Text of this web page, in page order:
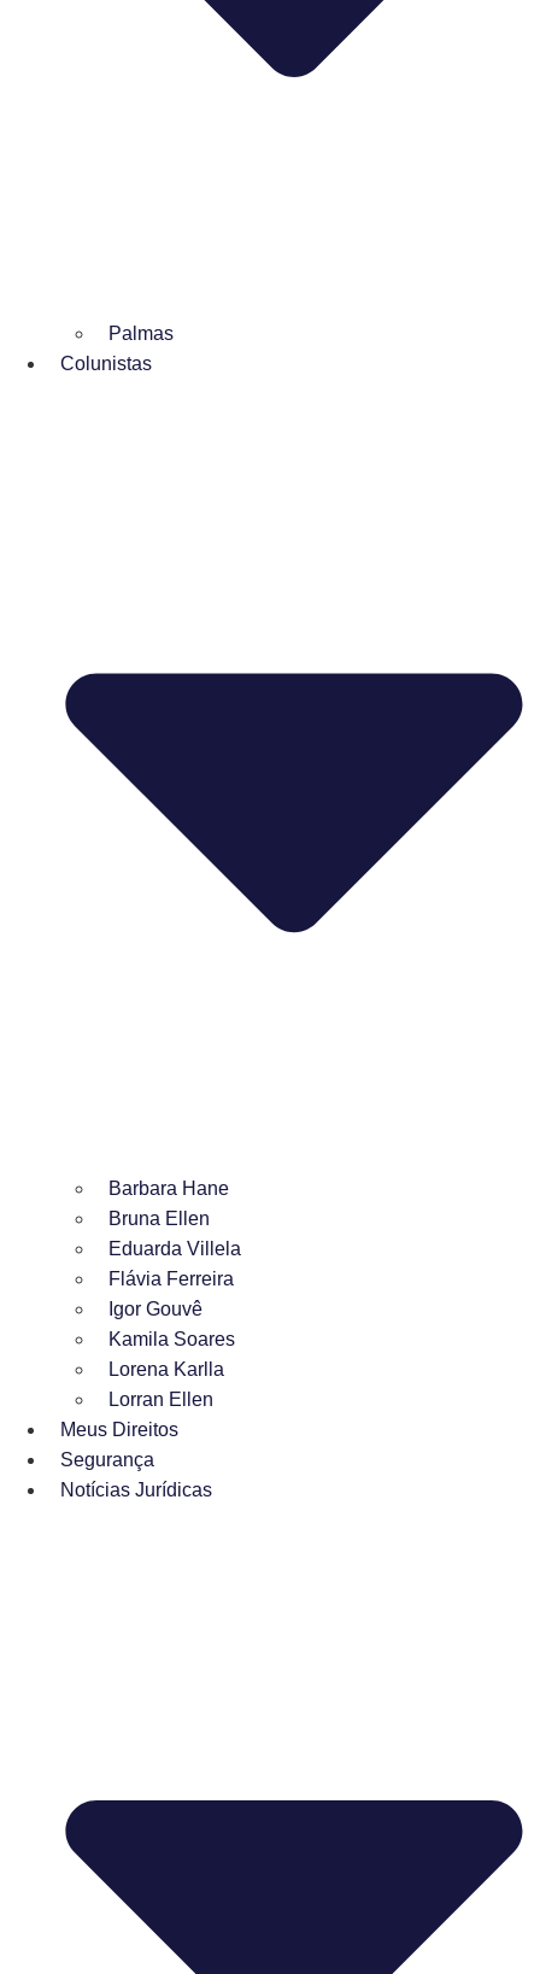
Palmas
Colunistas
Barbara Hane
Bruna Ellen
Eduarda Villela
Flávia Ferreira
Igor Gouvê
Kamila Soares
Lorena Karlla
Lorran Ellen
Meus Direitos
Segurança
Notícias Jurídicas